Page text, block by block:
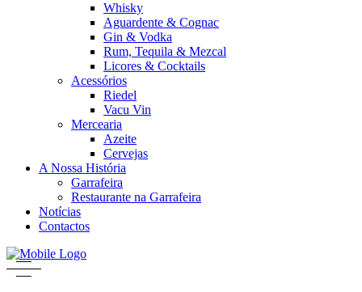
Whisky
Aguardente & Cognac
Gin & Vodka
Rum, Tequila & Mezcal
Licores & Cocktails
Acessórios
Riedel
Vacu Vin
Mercearia
Azeite
Cervejas
A Nossa História
Garrafeira
Restaurante na Garrafeira
Notícias
Contactos